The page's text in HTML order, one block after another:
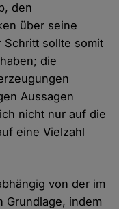
den
über seine
Schritt sollte somit
die
Aussagen
nicht nur auf die
eine Vielzahl
von der im
Grundlage, indem